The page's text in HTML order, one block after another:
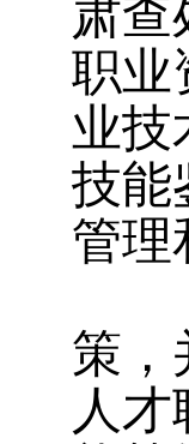
肃查
职业
业技
技能
管理
策，
人